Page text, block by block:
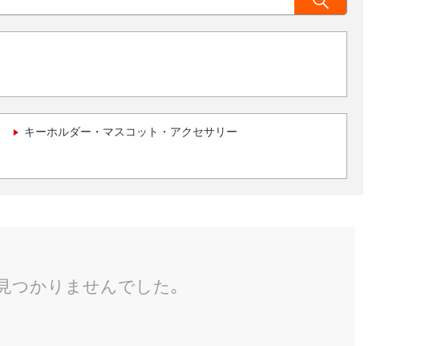
キーホルダー・マスコット・アクセサリー